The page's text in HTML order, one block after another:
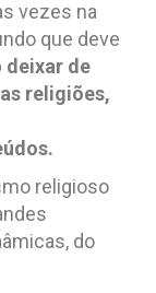
vezes na
que deve
deixar de
religiões,
religioso
do